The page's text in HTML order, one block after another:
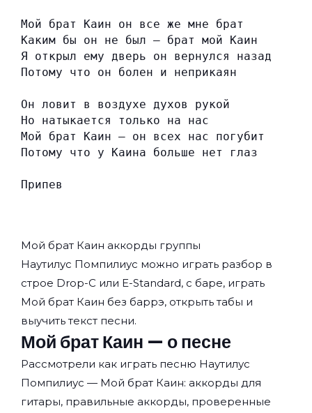
Мой брат Каин он все же мне брат
Каким бы он не был — брат мой Каин
Я открыл ему дверь он вернулся назад
Потому что он болен и неприкаян
Он ловит в воздухе духов рукой
Но натыкается только на нас
Мой брат Каин — он всех нас погубит
Потому что у Каина больше нет глаз
Припев
Мой брат Каин аккорды группы
Наутилус Помпилиус можно играть разбор в
строе Drop-C или E-Standard, с баре, играть
Мой брат Каин без баррэ, открыть табы и
выучить текст песни.
Мой брат Каин — о песне
Рассмотрели как играть песню Наутилус
Помпилиус — Мой брат Каин: аккорды для
гитары, правильные аккорды, проверенные